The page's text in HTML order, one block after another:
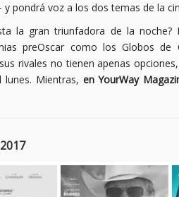
pondrá voz a los dos temas de la
la gran triunfadora de la
preOscar como los Globos
rivales no tienen apenas
Mientras, en YourWay